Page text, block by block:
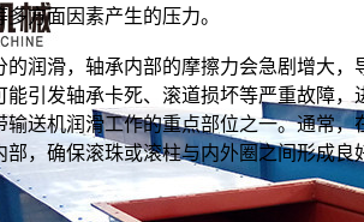
方面因素产生的压力。
的润滑，轴承内部的摩擦力会急剧增大
能引发轴承卡死、滚道损坏等严重故障
输送机润滑工作的重点部位之一。通常
部，确保滚珠或滚柱与内外圈之间形成